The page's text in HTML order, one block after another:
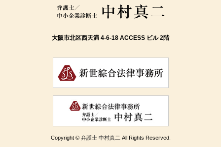
大阪市北区西天満 4-6-18 ACCESS ビル 2階
Copyright © 弁護士 中村真二 All Rights Reserved.